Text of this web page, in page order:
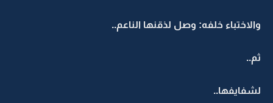
والاختباء خلفه: وصل لذقنها الناعم..
ثم..
لشفايفها..